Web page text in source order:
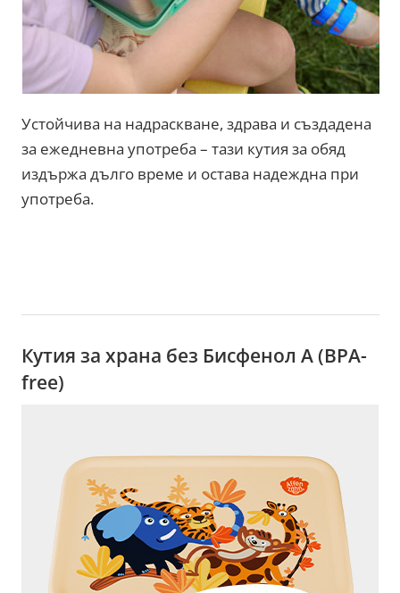
Устойчива на надраскване, здрава и създадена
за ежедневна употреба – тази кутия за обяд
издържа дълго време и остава надеждна при
употреба.
Кутия за храна без Бисфенол A (BPA-
free)